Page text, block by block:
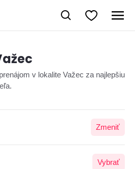
v lokalite Važec za najlepšiu
Zmeniť
Vybrať